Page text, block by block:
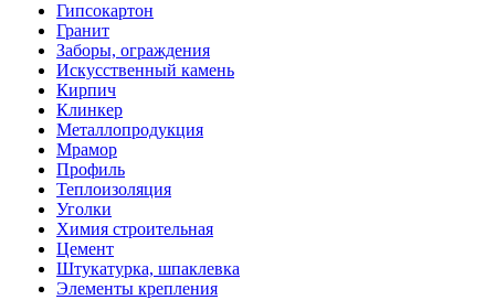
Гипсокартон
Гранит
Заборы, ограждения
Искусственный камень
Кирпич
Клинкер
Металлопродукция
Мрамор
Профиль
Теплоизоляция
Уголки
Химия строительная
Цемент
Штукатурка, шпаклевка
Элементы крепления